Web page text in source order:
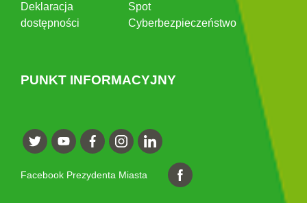
Deklaracja
dostępności
Spot
Cyberbezpieczeństwo
PUNKT INFORMACYJNY
Facebook Prezydenta Miasta